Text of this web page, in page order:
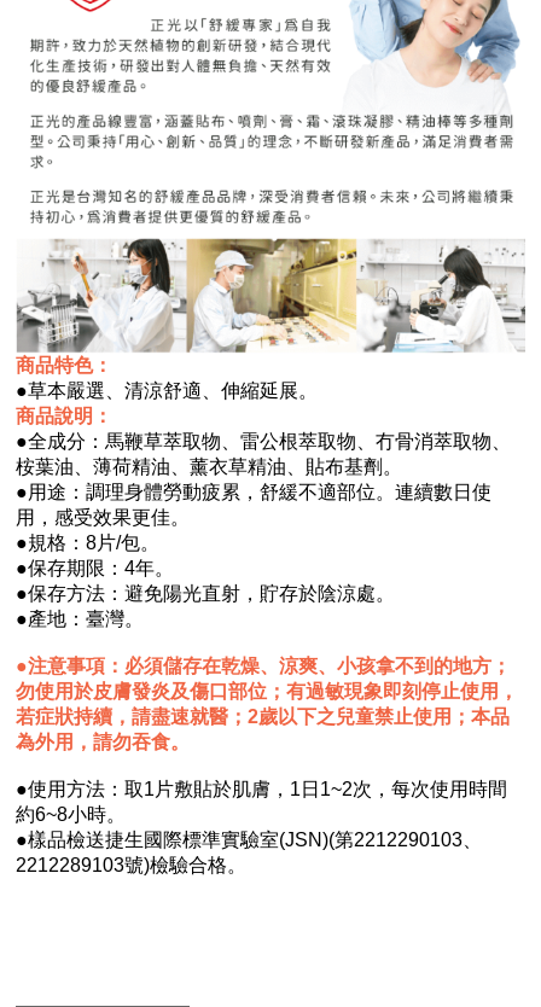
商品特色：
●草本嚴選、清涼舒適、伸縮延展。
商品說明：
●全成分：馬鞭草萃取物、雷公根萃取物、冇骨消萃取物、
桉葉油、薄荷精油、薰衣草精油、貼布基劑。
●用途：調理身體勞動疲累，舒緩不適部位。連續數日使
用，感受效果更佳。
●規格：8片/包。
●保存期限：4年。
●保存方法：避免陽光直射，貯存於陰涼處。
●產地：臺灣。
●注意事項：必須儲存在乾燥、涼爽、小孩拿不到的地方；
勿使用於皮膚發炎及傷口部位；有過敏現象即刻停止使用，
若症狀持續，請盡速就醫；2歲以下之兒童禁止使用；本品
為外用，請勿吞食。
●使用方法：取1片敷貼於肌膚，1日1~2次，每次使用時間
約6~8小時。
●樣品檢送捷生國際標準實驗室(JSN)(第2212290103、
2212289103號)檢驗合格。